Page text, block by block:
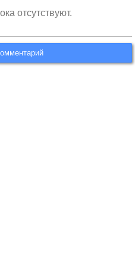
отсутствуют.